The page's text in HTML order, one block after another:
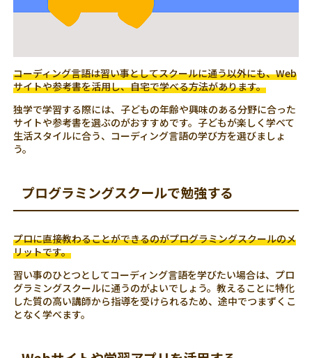
コーディング言語は習い事としてスクールに通う以外にも、Web
サイトや参考書を活用し、自宅で学べる方法があります。
独学で学習する際には、子どもの年齢や興味のある分野に合った
サイトや参考書を選ぶのがおすすめです。子どもが楽しく学べて
生活スタイルに合う、コーディング言語の学び方を選びましょ
う。
プログラミングスクールで勉強する
プロに直接教わることができるのがプログラミングスクールのメ
リットです。
習い事のひとつとしてコーディング言語を学びたい場合は、プロ
グラミングスクールに通うのがよいでしょう。教えることに特化
した質の高い講師から指導を受けられるため、途中でつまずくこ
となく学べます。